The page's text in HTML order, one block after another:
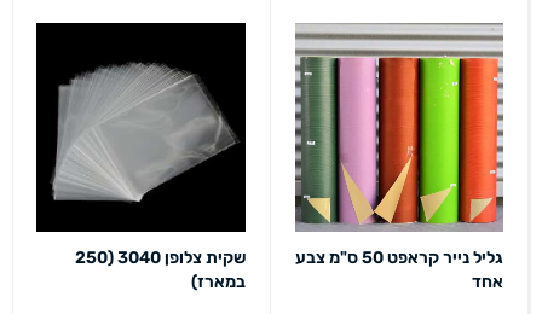
גליל נייר קראפט 50 ס"מ צבע
אחד
שקית צלופן 3040 (250
במארז)